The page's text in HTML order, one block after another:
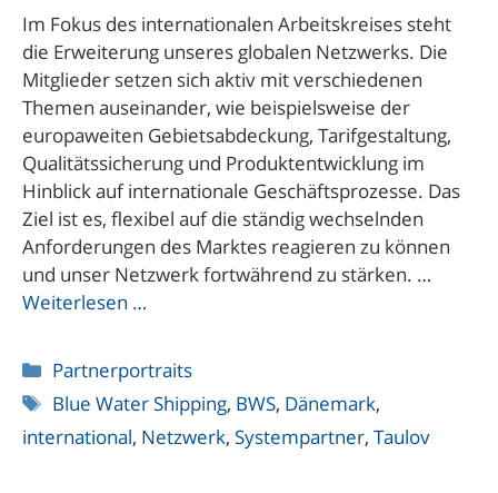
Im Fokus des internationalen Arbeitskreises steht
die Erweiterung unseres globalen Netzwerks. Die
Mitglieder setzen sich aktiv mit verschiedenen
Themen auseinander, wie beispielsweise der
europaweiten Gebietsabdeckung, Tarifgestaltung,
Qualitätssicherung und Produktentwicklung im
Hinblick auf internationale Geschäftsprozesse. Das
Ziel ist es, flexibel auf die ständig wechselnden
Anforderungen des Marktes reagieren zu können
und unser Netzwerk fortwährend zu stärken. …
Weiterlesen …
Kategorien
Partnerportraits
Schlagwörter
Blue Water Shipping, BWS, Dänemark,
international, Netzwerk, Systempartner, Taulov